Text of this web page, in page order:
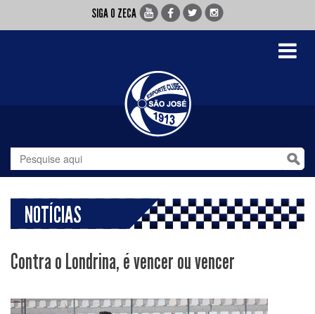
SIGA O ZECA
Toggle
NOTÍCIAS
Contra o Londrina, é vencer ou vencer